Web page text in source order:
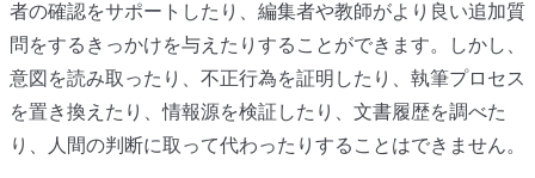
者の確認をサポートしたり、編集者や教師がより良い追加質
問をするきっかけを与えたりすることができます。しかし、
意図を読み取ったり、不正行為を証明したり、執筆プロセス
を置き換えたり、情報源を検証したり、文書履歴を調べた
り、人間の判断に取って代わったりすることはできません。